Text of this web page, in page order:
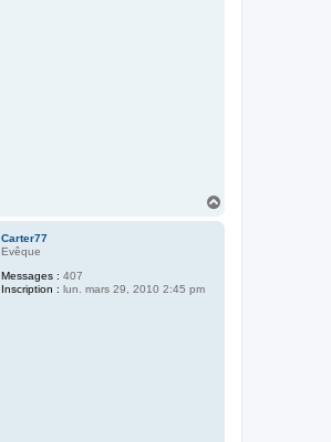
Carter77
Evêque
Messages : 407
Inscription : lun. mars 29, 2010 2:45 pm